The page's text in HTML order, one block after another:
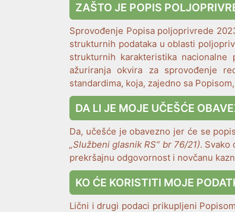
ZAŠTO JE POPIS
Sprovođenje Popisa poljoprivrede
strukturnih podataka u oblasti
strukturnih karakteristika
ažuriranja okvira za sprovođenje
standardima, koja, zajedno sa
DA LI JE MOJE UČEŠĆE
Da, učešće je obavezno jer će se
„Službeni glasnik RS“ br 76/21). Svako
prekršajnu odgovornost i novčanu
KO ĆE KORISTITI MOJE
Lični i drugi podaci prikupljeni